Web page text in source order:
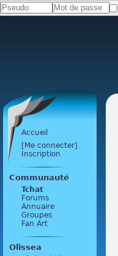
Accueil
[Me connecter]
Inscription
Communauté
Tchat
Forums
Annuaire
Groupes
Fan Art
Olissea